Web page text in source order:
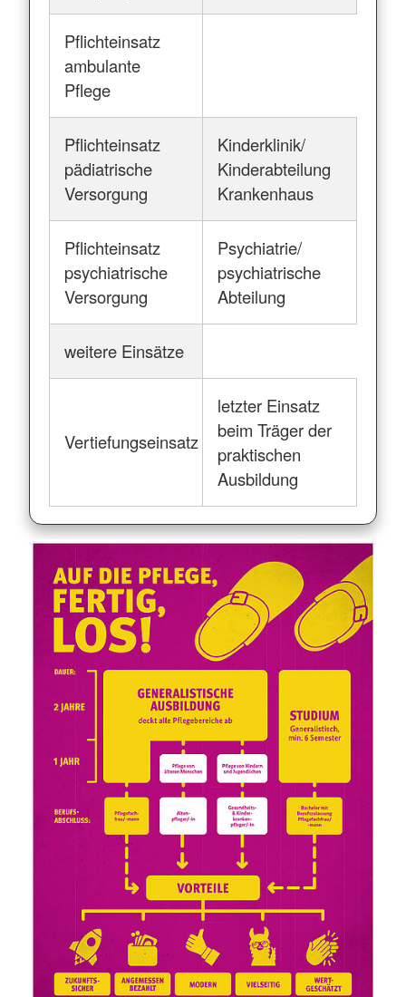
Pflichteinsatz
ambulante
Pflege
Pflichteinsatz
pädiatrische
Versorgung
Kinderklinik/
Kinderabteilung
Krankenhaus
Pflichteinsatz
psychiatrische
Versorgung
Psychiatrie/
psychiatrische
Abteilung
weitere Einsätze
Vertiefungseinsatz
letzter Einsatz
beim Träger der
praktischen
Ausbildung